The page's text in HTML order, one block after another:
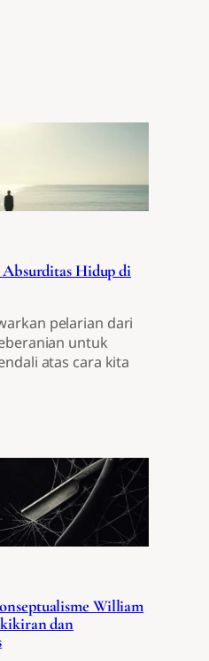
Absurditas Hidup di
pelarian dari
untuk
atas cara kita
William
dan